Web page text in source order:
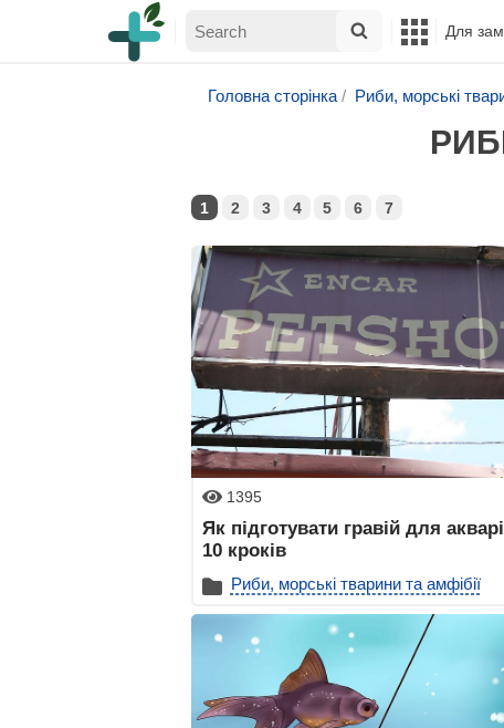
Для
Головна сторінка Риби, морські
1 2 3 4 5 6 7
1395
Як підготувати гравій для
10 кроків
Риби, морські тварини та амфібії